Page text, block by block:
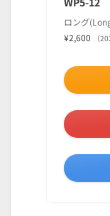
ロング
¥2,600
（